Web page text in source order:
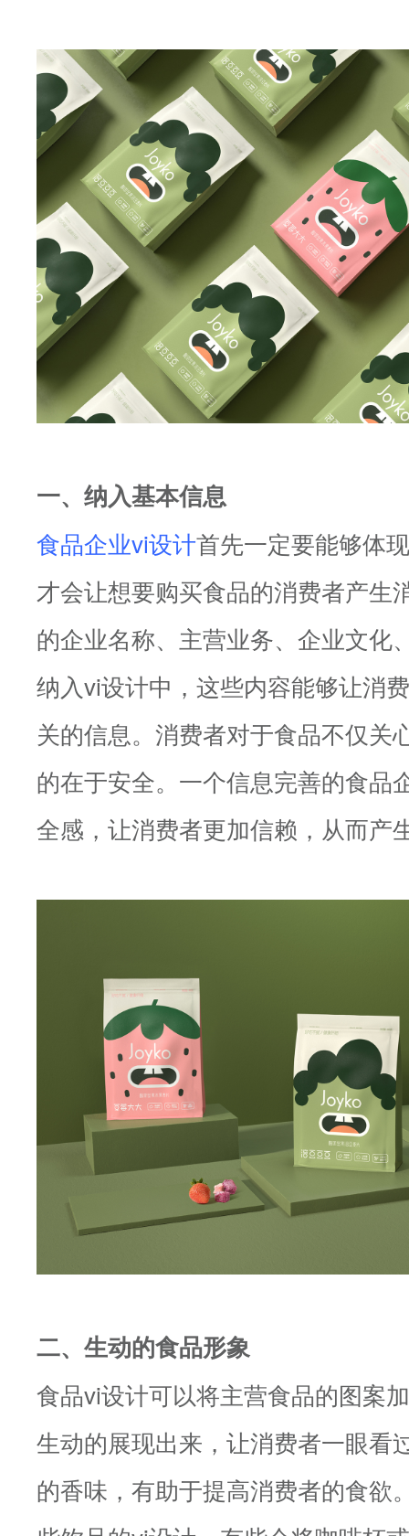
一、纳入基本信息
食品企业vi设计首先一定要能够体
才会让想要购买食品的消费者产生
的企业名称、主营业务、企业文化
纳入vi设计中，这些内容能够让消
关的信息。消费者对于食品不仅关
的在于安全。一个信息完善的食品
全感，让消费者更加信赖，从而产
二、生动的食品形象
食品vi设计可以将主营食品的图案
生动的展现出来，让消费者一眼看
的香味，有助于提高消费者的食欲